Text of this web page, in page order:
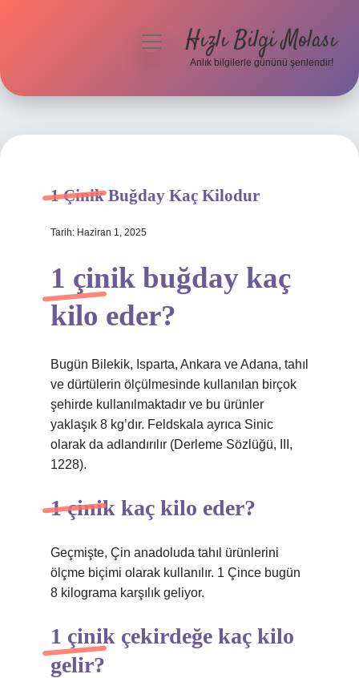
Hakkımızda
menüyüHızlı Bilgi Molası
Anlık bilgilerle gününü şenlendir!
1 Çinik Buğday Kaç Kilodur
Tarih: Haziran 1, 2025
1 çinik buğday kaç
kilo eder?
Bugün Bilekik, Isparta, Ankara ve Adana, tahıl
ve dürtülerin ölçülmesinde kullanılan birçok
şehirde kullanılmaktadır ve bu ürünler
yaklaşık 8 kg’dır. Feldskala ayrıca Sinic
olarak da adlandırılır (Derleme Sözlüğü, III,
1228).
1 çinik kaç kilo eder?
Geçmişte, Çin anadoluda tahıl ürünlerini
ölçme biçimi olarak kullanılır. 1 Çince bugün
8 kilograma karşılık geliyor.
1 çinik çekirdeğe kaç kilo
gelir?